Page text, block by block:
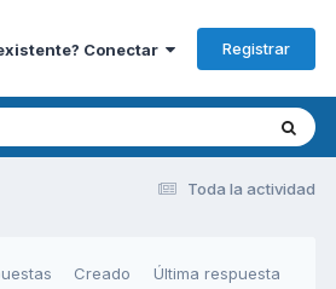
Conectar Registrar
Toda la actividad
Creado Última respuesta